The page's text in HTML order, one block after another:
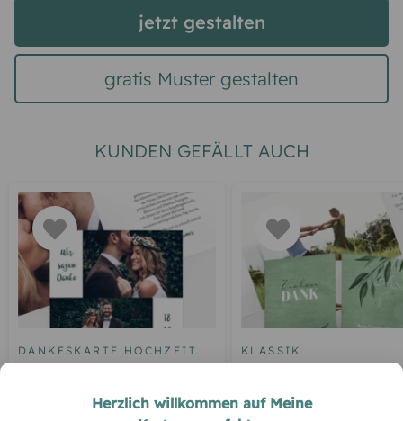
jetzt gestalten
gratis Muster gestalten
KUNDEN GEFÄLLT AUCH
DANKESKARTE HOCHZEIT KLASSIK
"Edelblatt"
Herzlich willkommen auf Meine